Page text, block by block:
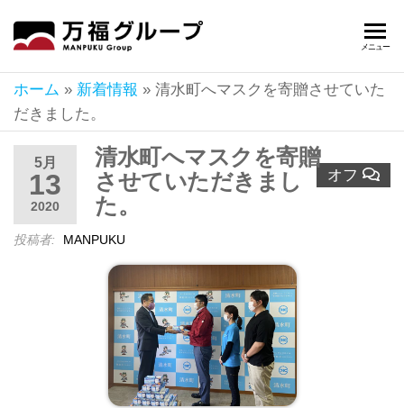
福
ル
ー
プ
県
名
古
屋
送・
業の
(株)
万福
メニュー
ホーム » 新着情報 » 清水町へマスクを寄贈させていた
だきました。
5月
13
2020
オフ
清水町へマスクを寄贈
させていただきまし
た。
投稿者: MANPUKU